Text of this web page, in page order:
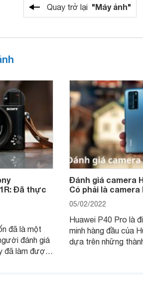
Quay trở lại "Máy ảnh"
Đã thực
đã là một
đánh giá
đã làm được
Đánh giá camera
Có phải là
05/02/2022
Huawei P40 Pro là
minh hàng đầu của
dựa trên những